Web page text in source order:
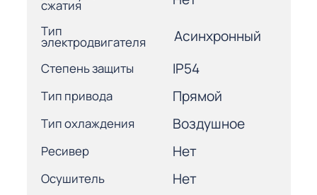
сжатия
Тип
электродвигателя Асинхронный
Степень защиты IP54
Тип привода Прямой
Тип охлаждения Воздушное
Ресивер Нет
Осушитель Нет